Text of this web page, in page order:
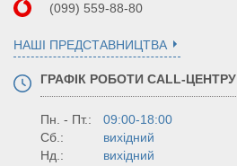
(099) 559-88-80
НАШІ ПРЕДСТАВНИЦТВА
ГРАФІК РОБОТИ CALL-ЦЕНТРУ
Пн. - Пт.:
09:00-18:00
Сб.:
вихідний
Нд.:
вихідний